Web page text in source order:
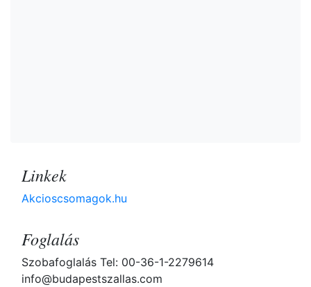
Linkek
Akcioscsomagok.hu
Foglalás
Szobafoglalás Tel: 00-36-1-2279614
info@budapestszallas.com